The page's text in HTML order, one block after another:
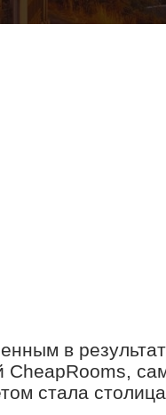
в
CheapRooms,
стала